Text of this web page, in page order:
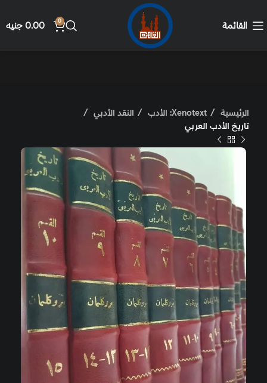
القائمة 0
0.00 جنيه
الرئيسية Xenotext: الأدب
النقد الأدبي
تاريخ الأدب العربي